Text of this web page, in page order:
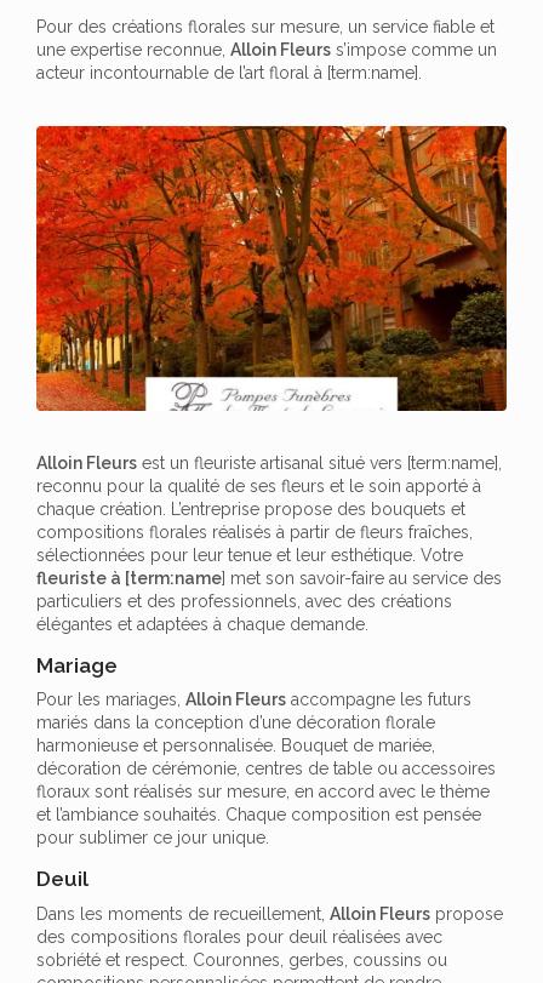
Pour des créations florales sur mesure, un service fiable et
une expertise reconnue, Alloin Fleurs s’impose comme un
acteur incontournable de l’art floral à [term:name].
Alloin Fleurs est un fleuriste artisanal situé vers [term:name],
reconnu pour la qualité de ses fleurs et le soin apporté à
chaque création. L’entreprise propose des bouquets et
compositions florales réalisés à partir de fleurs fraîches,
sélectionnées pour leur tenue et leur esthétique. Votre
fleuriste à [term:name] met son savoir-faire au service des
particuliers et des professionnels, avec des créations
élégantes et adaptées à chaque demande.
Mariage
Pour les mariages, Alloin Fleurs accompagne les futurs
mariés dans la conception d’une décoration florale
harmonieuse et personnalisée. Bouquet de mariée,
décoration de cérémonie, centres de table ou accessoires
floraux sont réalisés sur mesure, en accord avec le thème
et l’ambiance souhaités. Chaque composition est pensée
pour sublimer ce jour unique.
Deuil
Dans les moments de recueillement, Alloin Fleurs propose
des compositions florales pour deuil réalisées avec
sobriété et respect. Couronnes, gerbes, coussins ou